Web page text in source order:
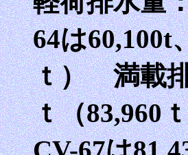
64は60,100t
ｔ） 満載排
ｔ（83,960